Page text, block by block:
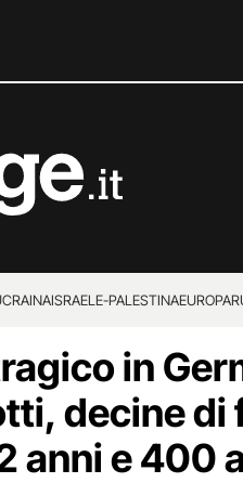
ISRAELE-PALESTINAEUROPA
in
decine di
anni e 400